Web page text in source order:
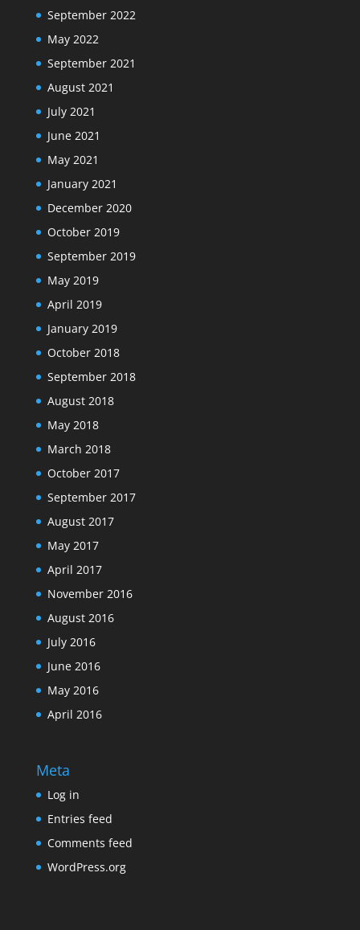
September 2022
May 2022
September 2021
August 2021
July 2021
June 2021
May 2021
January 2021
December 2020
October 2019
September 2019
May 2019
April 2019
January 2019
October 2018
September 2018
August 2018
May 2018
March 2018
October 2017
September 2017
August 2017
May 2017
April 2017
November 2016
August 2016
July 2016
June 2016
May 2016
April 2016
Meta
Log in
Entries feed
Comments feed
WordPress.org